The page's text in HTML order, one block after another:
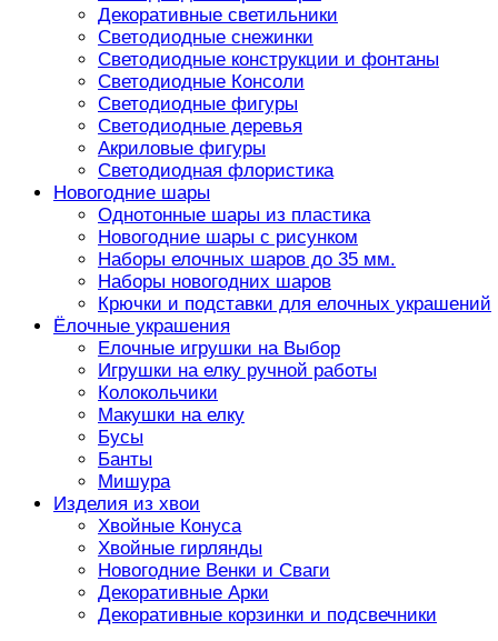
Декоративные светильники
Светодиодные снежинки
Светодиодные конструкции и фонтаны
Светодиодные Консоли
Светодиодные фигуры
Светодиодные деревья
Акриловые фигуры
Светодиодная флористика
Новогодние шары
Однотонные шары из пластика
Новогодние шары с рисунком
Наборы елочных шаров до 35 мм.
Наборы новогодних шаров
Крючки и подставки для елочных украшений
Ёлочные украшения
Елочные игрушки на Выбор
Игрушки на елку ручной работы
Колокольчики
Макушки на елку
Бусы
Банты
Мишура
Изделия из хвои
Хвойные Конуса
Хвойные гирлянды
Новогодние Венки и Сваги
Декоративные Арки
Декоративные корзинки и подсвечники